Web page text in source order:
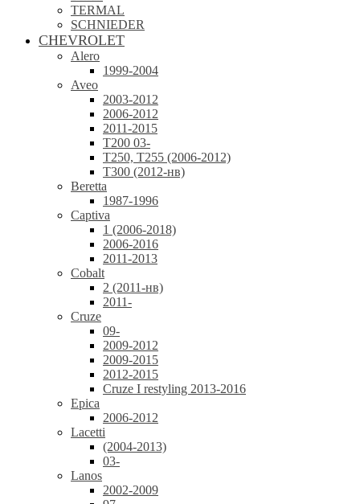
TERMAL
SCHNIEDER
CHEVROLET
Alero
1999-2004
Aveo
2003-2012
2006-2012
2011-2015
T200 03-
T250, T255 (2006-2012)
T300 (2012-нв)
Beretta
1987-1996
Captiva
1 (2006-2018)
2006-2016
2011-2013
Cobalt
2 (2011-нв)
2011-
Cruze
09-
2009-2012
2009-2015
2012-2015
Cruze I restyling 2013-2016
Epica
2006-2012
Lacetti
(2004-2013)
03-
Lanos
2002-2009